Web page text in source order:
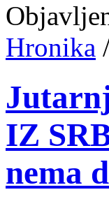
Hronika
IZ
nema